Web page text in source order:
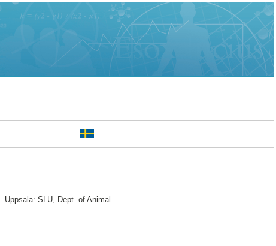
Uppsala: SLU, Dept. of Animal